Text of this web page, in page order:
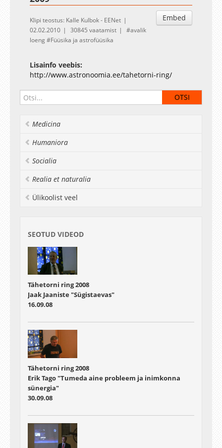
Embed
Klipi teostus: Kalle Kulbok - EENet
02.02.2010
30845 vaatamist
avalik
loeng
Füüsika ja astrofüüsika
Lisainfo veebis:
http://www.astronoomia.ee/tahetorni-ring/
Medicina
Humaniora
Socialia
Realia et naturalia
Ülikoolist veel
SEOTUD VIDEOD
Tähetorni ring 2008
Jaak Jaaniste "Sügistaevas"
16.09.08
Tähetorni ring 2008
Erik Tago "Tumeda aine probleem ja inimkonna
sünergia"
30.09.08